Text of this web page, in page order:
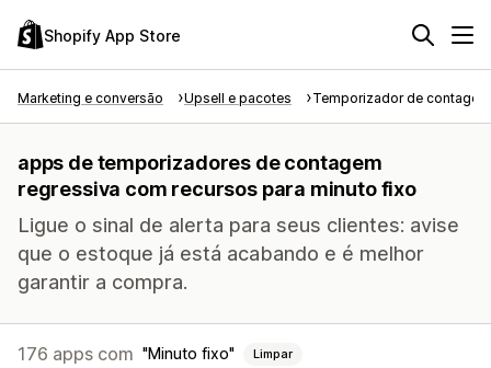
Shopify App Store
Marketing e conversão Upsell e pacotes Temporizador de
apps de temporizadores de contagem
regressiva com recursos para minuto fixo
Ligue o sinal de alerta para seus clientes: avise
que o estoque já está acabando e é melhor
garantir a compra.
176 apps com Minuto fixo Limpar